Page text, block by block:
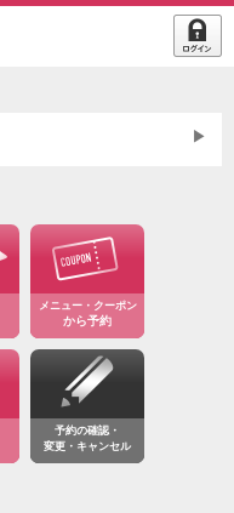
メニュー・クーポン
から予約
予約の確認・
変更・キャンセル